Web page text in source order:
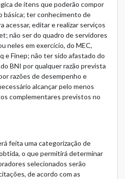
de itens que poderão compor
básica; ter conhecimento de
acessar, editar e realizar serviços
não ser do quadro de servidores
neles em exercício, do MEC,
e Finep; não ter sido afastado do
BNI por qualquer razão prevista
razões de desempenho e
alcançar pelo menos
complementares previstos no
feita uma categorização de
o que permitirá determinar
selecionados serão
de acordo com as